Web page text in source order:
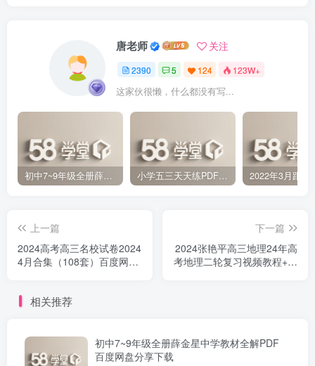
唐老师 关注
2390 5 124 123W+
这家伙很懒，什么都没有写...
初中7~9年级全册薛金星中学教材全解PDF 百度网盘分享下载 小学五三天天练PDF（压缩打包）百度网盘分享下载
上一篇
2024高考高三名校试卷2024
4月合集（108套）百度网盘
下一篇
2024张艳平高三地理24年高
考地理二轮复习视频教程+讲
相关推荐
初中7~9年级全册薛金星中学教材全解PDF
百度网盘分享下载